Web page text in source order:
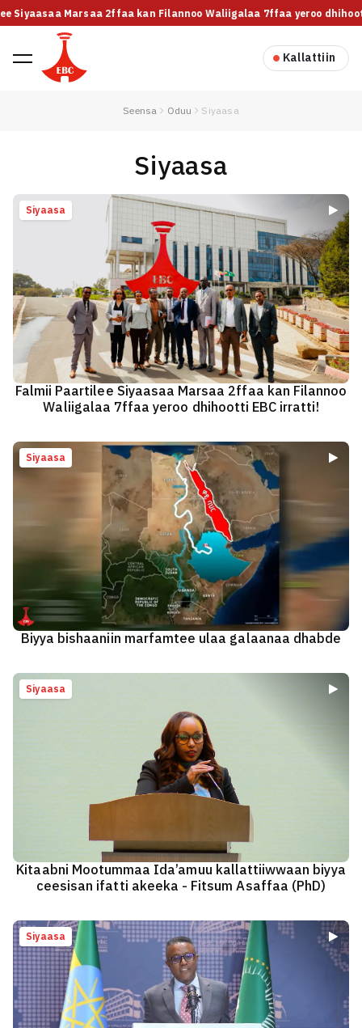
Siyaasaa Marsaa 2ffaa kan Filannoo Waliigalaa 7ffaa yeroo
Kallattiin
Seensa Oduu Siyaasa
Siyaasa
Siyaasa
Falmii Paartilee Siyaasaa Marsaa 2ffaa kan Filannoo
Waliigalaa 7ffaa yeroo dhihootti EBC irratti!
Siyaasa
Biyya bishaaniin marfamtee ulaa galaanaa dhabde
Siyaasa
Kitaabni Mootummaa Ida’amuu kallattiiwwaan biyya
ceesisan ifatti akeeka - Fitsum Asaffaa (PhD)
Siyaasa